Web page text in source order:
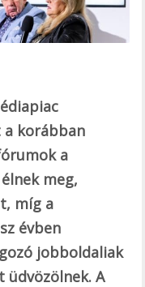
a korábban
a
meg,
míg a
évben
jobboldaliak
üdvözölnek. A